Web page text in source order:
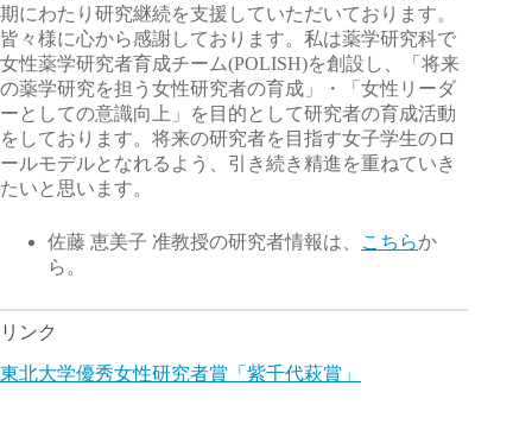
期にわたり研究継続を支援していただいております。
皆々様に心から感謝しております。私は薬学研究科で
女性薬学研究者育成チーム(POLISH)を創設し、「将来
の薬学研究を担う女性研究者の育成」・「女性リーダ
ーとしての意識向上」を目的として研究者の育成活動
をしております。将来の研究者を目指す女子学生のロ
ールモデルとなれるよう、引き続き精進を重ねていき
たいと思います。
佐藤 恵美子 准教授の研究者情報は、 こちらか
ら。
リンク
東北大学優秀女性研究者賞「紫千代萩賞」